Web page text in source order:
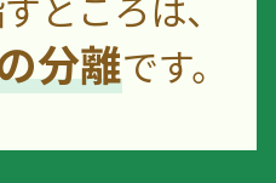
分離です。